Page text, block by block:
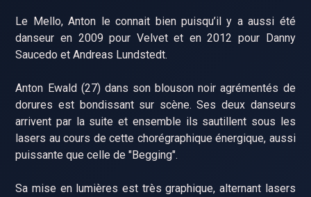
Le Mello, Anton le connait bien puisqu’il y a aussi été
danseur en 2009 pour Velvet et en 2012 pour Danny
Saucedo et Andreas Lundstedt.
Anton Ewald (27) dans son blouson noir agrémentés de
dorures est bondissant sur scène. Ses deux danseurs
arrivent par la suite et ensemble ils sautillent sous les
lasers au cours de cette chorégraphique énergique, aussi
puissante que celle de "Begging".
Sa mise en lumières est très graphique, alternant lasers